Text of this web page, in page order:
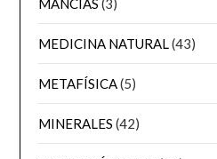
MANCIAS (3)
MEDICINA NATURAL(43)
METAFÍSICA(5)
MINERALES (42)